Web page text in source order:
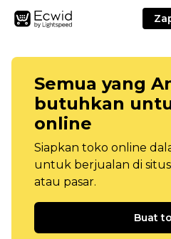
Semua yang
butuhkan
online
Siapkan toko online
untuk berjualan di situs
atau pasar.
Buat